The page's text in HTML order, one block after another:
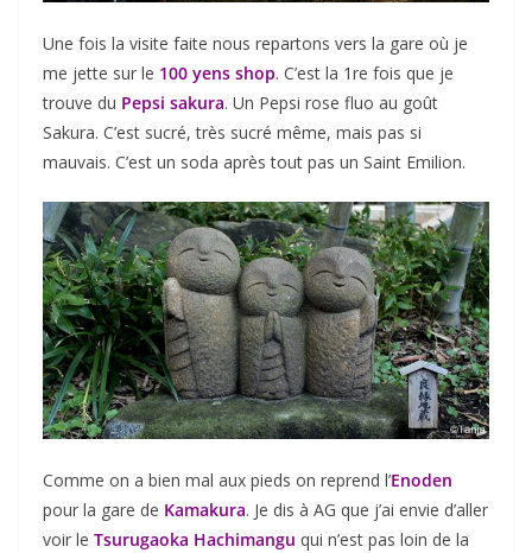
Une fois la visite faite nous repartons vers la gare où je
me jette sur le 100 yens shop. C’est la 1re fois que je
trouve du Pepsi sakura. Un Pepsi rose fluo au goût
Sakura. C’est sucré, très sucré même, mais pas si
mauvais. C’est un soda après tout pas un Saint Emilion.
Comme on a bien mal aux pieds on reprend l’Enoden
pour la gare de Kamakura. Je dis à AG que j’ai envie d’aller
voir le Tsurugaoka Hachimangu qui n’est pas loin de la